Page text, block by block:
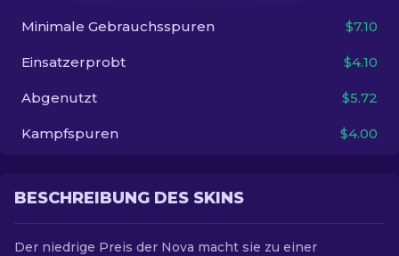
Minimale Gebrauchsspuren $7.10
Einsatzerprobt $4.10
Abgenutzt $5.72
Kampfspuren $4.00
BESCHREIBUNG DES SKINS
Der niedrige Preis der Nova macht sie zu einer